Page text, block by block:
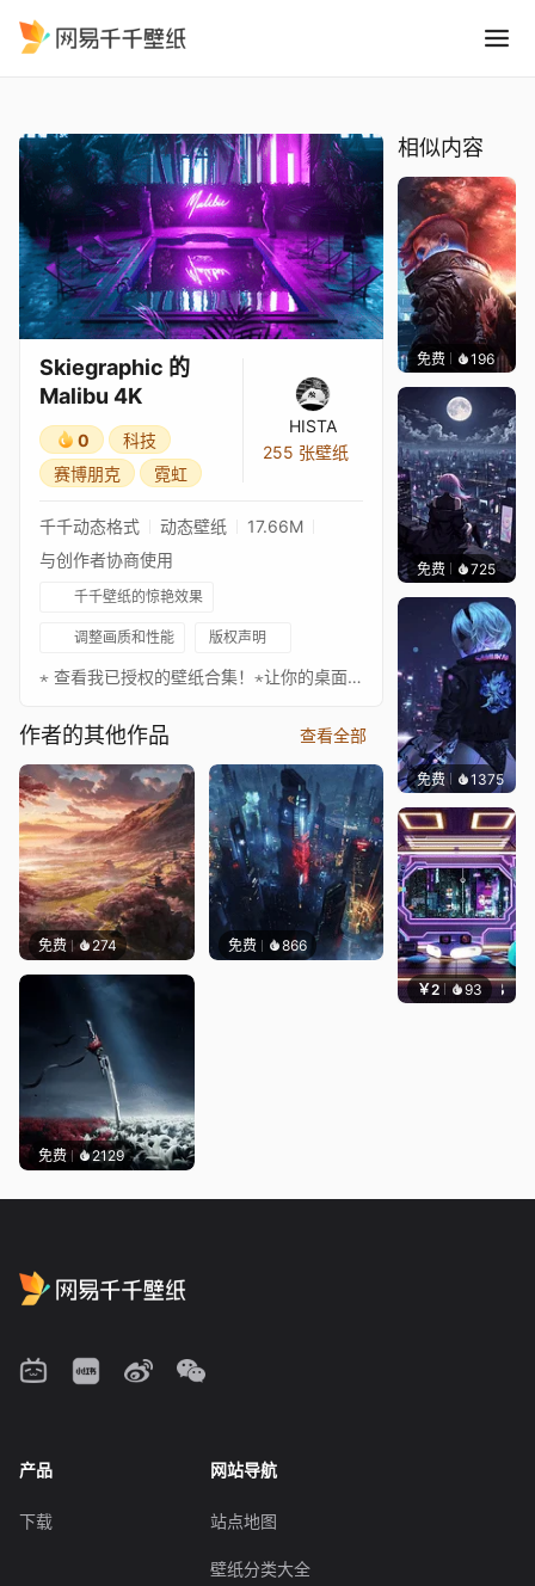
Skiegraphic 的
Malibu 4K
0
科技
赛博朋克
霓虹
HISTA
255 张壁纸
千千动态格式 动态壁纸
17.66M
与创作者协商使用
千千壁纸的惊艳效果
调整画质和性能 版权声明
⋆ 查看我已授权的壁纸合集！⋆让你的桌面更出色！请务必关注以下艺术家，欣赏更多精彩作品！支持作者：https://www.artstation.com/skiegraphicstudio如果你想支持我，可以考虑捐赠。Whiskey Sours - Squareface你可以在这里关注我：• Twitter • YouTube • Reddit
作者的其他作品 查看全部
免费 274 免费 866
免费 2129
相似内容
免费 196
免费 725鲨鲨啊
免费 1375Bewie
￥2 93 好看
产品
下载
网站导航
站点地图
壁纸分类大全